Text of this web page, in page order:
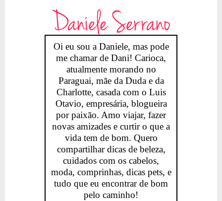
Daniele Serrano
Oi eu sou a Daniele, mas pode
me chamar de Dani! Carioca,
atualmente morando no
Paraguai, mãe da Duda e da
Charlotte, casada com o Luis
Otavio, empresária, blogueira
por paixão. Amo viajar, fazer
novas amizades e curtir o que a
vida tem de bom. Quero
compartilhar dicas de beleza,
cuidados com os cabelos,
moda, comprinhas, dicas pets, e
tudo que eu encontrar de bom
pelo caminho!